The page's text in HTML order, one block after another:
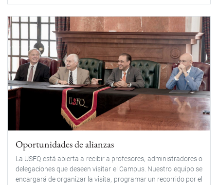
Oportunidades de alianzas
La USFQ está abierta a recibir a profesores, administradores o
delegaciones que deseen visitar el Campus. Nuestro equipo se
encargará de organizar la visita, programar un recorrido por el